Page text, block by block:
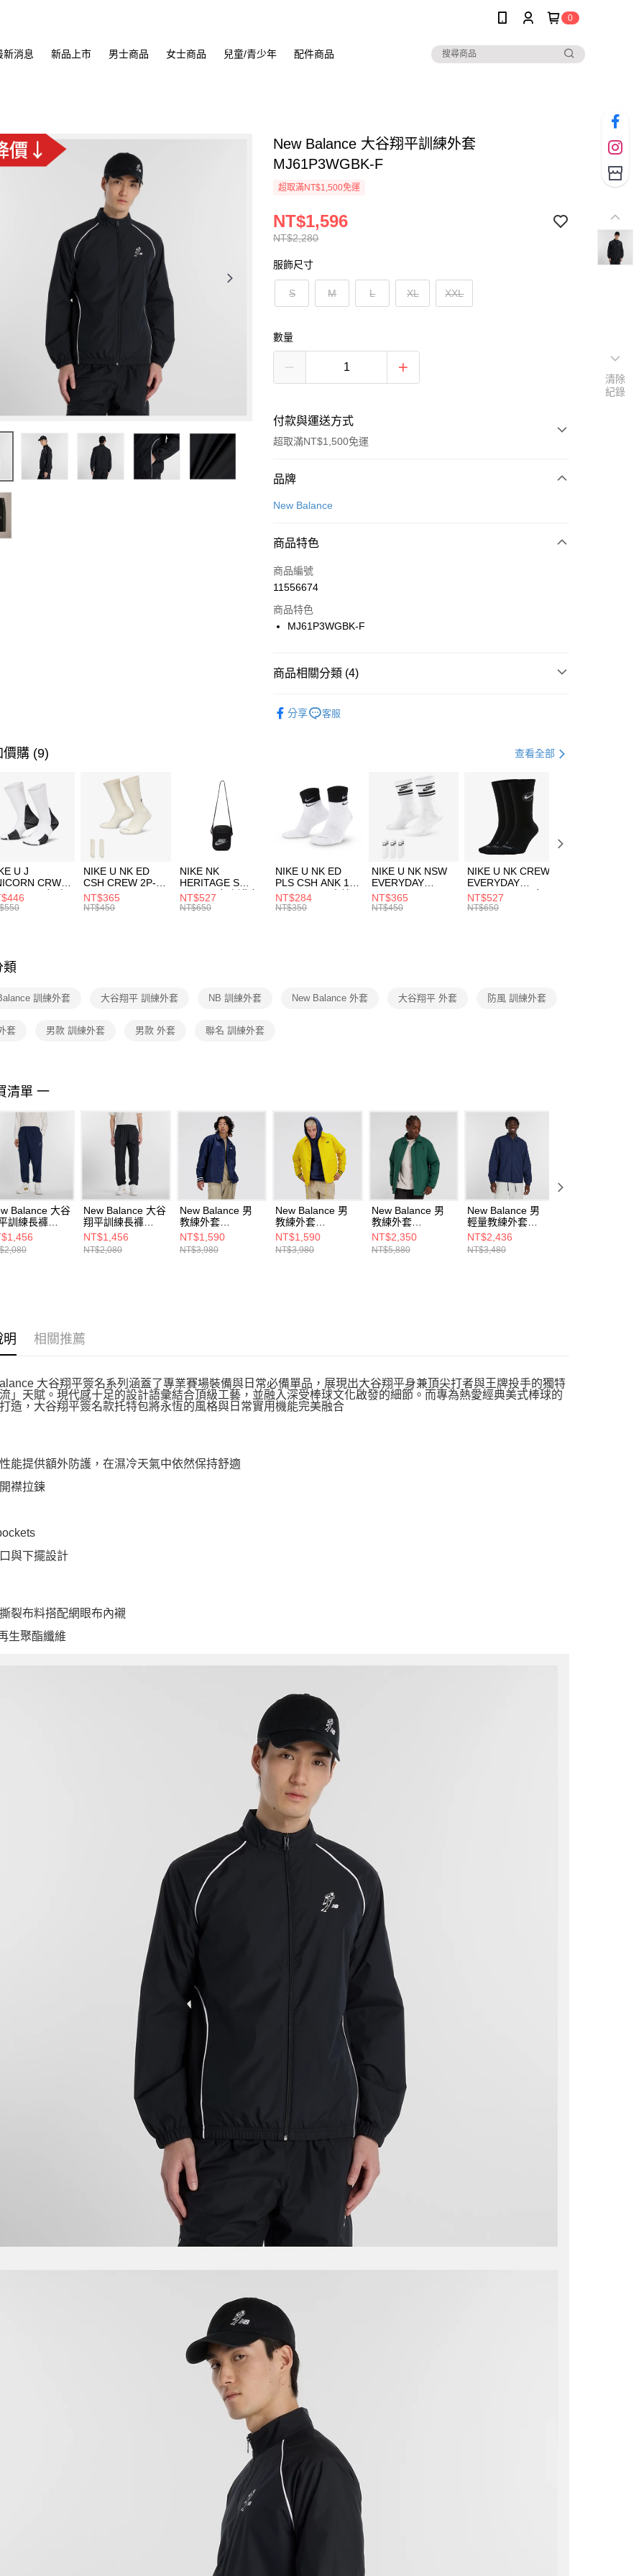
0
新消息 新品上市 男士商品 女士商品 兒童/青少年 配件商品
New Balance 大谷翔平訓練外套
MJ61P3WGBK-F
超取滿NT$1,500免運
NT$2,280
NT$1,596
服飾尺寸
S M L XL XXL
數量
付款與運送方式
超取滿NT$1,500免運
付款方式
信用卡一次付款
合作金庫商業銀行
華南商業銀行
上海商業儲蓄銀行
國泰世華商業銀行
聯邦商業銀行
台新國際商業銀行
LINE Pay
Apple Pay
【關於「AFTEE先享後付」】
３．安心：先確認商品／服務後，再付款。
【「AFTEE先享後付」結帳流程】
１．於結帳方式選擇「AFTEE先享後付」後，將跳轉至「AFTEE先享後
付」結帳頁面，進行簡訊認證並確認金額後，即可完成結帳。
２．訂單成立數日內，您將收到繳費通知簡訊。
３．收到繳費通知簡訊後14天內，點擊此簡訊中的連結，可透過四大超商
／ATM／網路銀行／等多元方式進行付款，方視為交易完成。
※ 請注意：結帳手續完成當下不需立刻繳費，但若您需要取消訂單，請聯
絡購買商品的店家。未經商家同意取消之訂單仍視為有效，需透過AFTEE
先享後付繳納相關費用。
１．透過由恩沛科技股份有限公司提供之「AFTEE先享後付」服務完成之
交易，需依本服務之必要範圍內提供個人資料，並將交易相關給付款項請
結果請求用戶進行身份認證。
５．嚴禁一人註冊多個帳號或使用他人資訊註冊。若發現惡意使用之情
形，恩沛科技股份有限公司將有權停止該用戶之使用額度並採取法律行
動。
每筆NT$100，滿NT$1,500(含以上)免運費
每筆NT$100，滿NT$1,500(含以上)免運費
付款後門市自取
每筆NT$100，滿NT$1,500(含以上)免運費
品牌
New Balance
商品特色
商品編號
11556674
商品特色
MJ61P3WGBK-F
商品相關分類 (4)
分享 客服
價購 (9) 查看全部
U J
CRW
-160 男女 中
FZ3393100
NIKE U NK ED
CSH CREW 2P-
144 EMBRDY 男
女 短統襪
NT$365
NT$450
NIKE NK
HERITAGE S
SMIT 男女 側背包
BA5871010
NT$527
NT$650
NIKE U NK ED
PLS CSH ANK 1P
144 DBL 男 中統
襪 DH4058104
NT$284
NT$350
NIKE U NK NSW
EVERYDAY
ESSENTIAL CR
男女 短統襪
NT$365
NT$450
NIKE U NK CREW
EVERYDAY
BBALL 3PR 男女
長統襪
NT$527
NT$650
類
訓練外套 大谷翔平 訓練外套 NB 訓練外套 New Balance 外套 大谷翔平 外套 防風 訓練外套
套 男款 訓練外套 男款 外套 聯名 訓練外套
清單 一
Balance 大谷
訓練長褲
F
New Balance 大谷
翔平訓練長褲
MB61R6GCBK-F
NT$1,456
NT$2,080
New Balance 男
教練外套
MJ41553NNY-F
NT$1,590
NT$3,980
New Balance 男
教練外套
MJ41553GGL-F
NT$1,590
NT$3,980
New Balance 男
教練外套
MJ43504NWG-F
NT$2,350
NT$5,880
New Balance 男
輕量教練外套
MJ61U6AJTNV-F
NT$2,436
NT$3,480
明 相關推薦
大谷翔平簽名系列涵蓋了專業賽場裝備與日常必備單品，展現出大谷翔平身兼頂尖打者與王牌投手的獨特
流」天賦。現代感十足的設計語彙結合頂級工藝，並融入深受棒球文化啟發的細節。而專為熱愛經典美式棒球的
造，大谷翔平簽名款托特包將永恆的風格與日常實用機能完美融合
能提供額外防護，在濕冷天氣中依然保持舒適
襟拉鍊
與下擺設計
裂布料搭配網眼布內襯
生聚酯纖維
清除
紀錄